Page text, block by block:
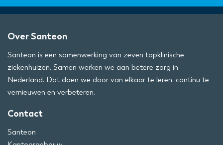
Over Santeon
Santeon is een samenwerking van zeven topklinische
ziekenhuizen. Samen werken we aan betere zorg in
Nederland. Dat doen we door van elkaar te leren, continu te
vernieuwen en verbeteren.
Contact
Santeon